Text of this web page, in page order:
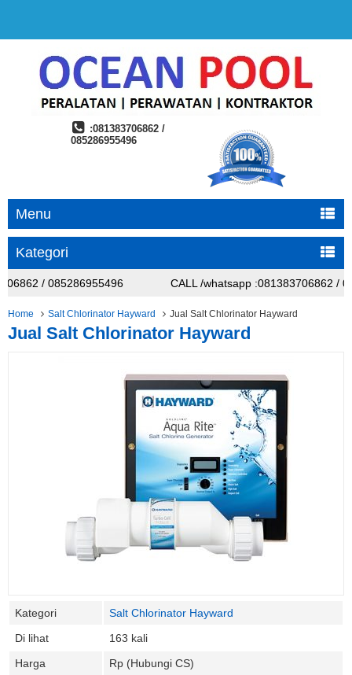
:081383706862 /
085286955496
Menu
Kategori
/ 085286955496 CALL /whatsapp :081383706862 /
/ 085286955496 CALL /whatsapp :081383706862 /
Home Salt Chlorinator Hayward Jual Salt Chlorinator Hayward
Jual Salt Chlorinator Hayward
Kategori
Salt Chlorinator Hayward
Di lihat
163 kali
Harga
Rp (Hubungi CS)